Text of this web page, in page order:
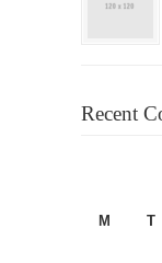
Recent
M T